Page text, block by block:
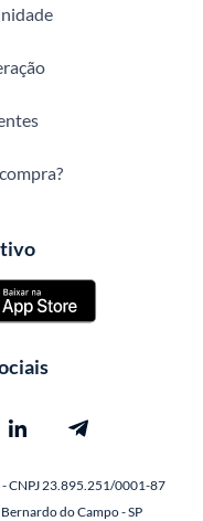
CNPJ 23.895.251/0001-87
do Campo - SP